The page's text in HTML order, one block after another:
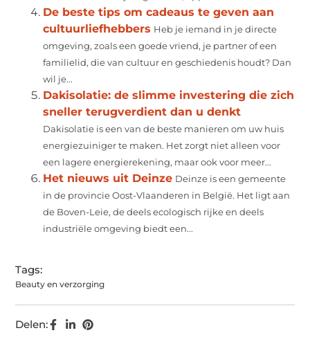
De beste tips om cadeaus te geven aan
cultuurliefhebbers Heb je iemand in je directe
omgeving, zoals een goede vriend, je partner of een
familielid, die van cultuur en geschiedenis houdt? Dan
wil je...
Dakisolatie: de slimme investering die zich
sneller terugverdient dan u denkt
Dakisolatie is een van de beste manieren om uw huis
energiezuiniger te maken. Het zorgt niet alleen voor
een lagere energierekening, maar ook voor meer...
Het nieuws uit Deinze Deinze is een gemeente
in de provincie Oost-Vlaanderen in België. Het ligt aan
de Boven-Leie, de deels ecologisch rijke en deels
industriële omgeving biedt een...
Tags:
Beauty en verzorging
Delen: